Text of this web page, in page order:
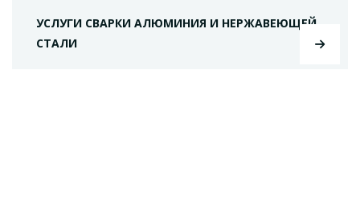
УСЛУГИ СВАРКИ АЛЮМИНИЯ И НЕРЖАВЕЮЩЕЙ
СТАЛИ